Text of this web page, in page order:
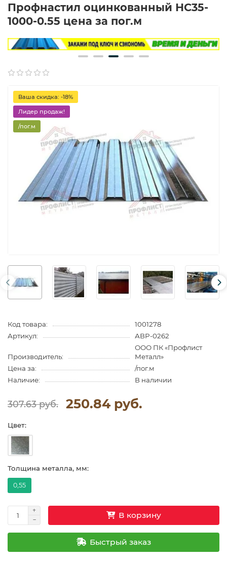
Профнастил оцинкованный НС35-
1000-0.55 цена за пог.м
Ваша скидка: -18%
Лидер продаж!
/пог.м
Код товара:
1001278
Артикул:
АВP-0262
Производитель:
ООО ПК «Профлист
Металл»
Цена за:
/пог.м
Наличие:
В наличии
307.63 руб. 250.84 руб.
Цвет:
Толщина металла, мм:
0,55
В корзину
Быстрый заказ